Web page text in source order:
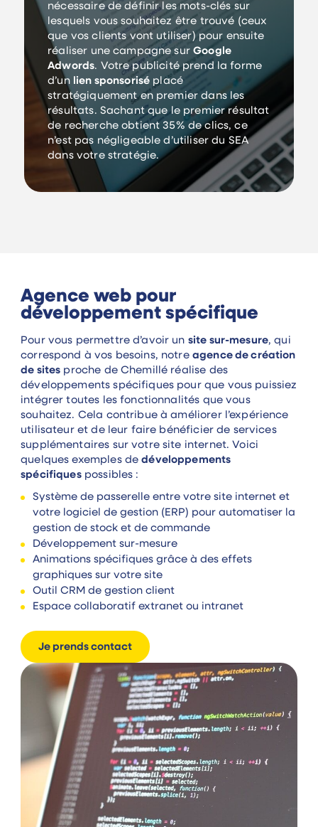
nécessaire de définir les mots-clés sur
lesquels vous souhaitez être trouvé (ceux
que vos clients vont utiliser) pour ensuite
réaliser une campagne surGoogle
Adwords. Votre publicité prend la forme
d’un lien sponsorisé placé
stratégiquement en premier dans les
résultats. Sachant que le premier résultat
de recherche obtient 35% de clics, ce
n’est pas négligeable d’utiliser du SEA
dans votre stratégie.
Agence web pour
développement spécifique
Pour vous permettre d’avoir un site sur-mesure, qui
correspond à vos besoins, notre agence de création
de sites proche de Chemillé réalise des
développements spécifiques pour que vous puissiez
intégrer toutes les fonctionnalités que vous
souhaitez. Cela contribue à améliorer l’expérience
utilisateur et de leur faire bénéficier de services
supplémentaires sur votre site internet. Voici
quelques exemples dedéveloppements
spécifiquespossibles :
Système de passerelle entre votre site internet et
votre logiciel de gestion (ERP) pour automatiser la
gestion de stock et de commande
Développement sur-mesure
Animations spécifiques grâce à des effets
graphiques sur votre site
Outil CRM de gestion client
Espace collaboratif extranet ou intranet
Je prends contact